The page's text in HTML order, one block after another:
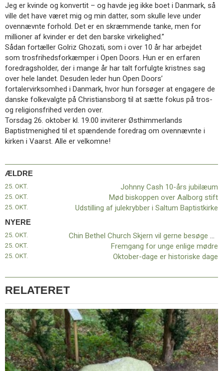
Næste
indlæg:
Chin
Bethel
Church
Skjern
vil
gerne
besøge
danske
kirker
hele
Danmark Forrige
Johnny
Cash
10-
års
jubilæum
Jeg er kvinde og konvertit – og havde jeg ikke boet i Danmark, så
ville det have været mig og min datter, som skulle leve under
ovennævnte forhold. Det er en skræmmende tanke, men for
millioner af kvinder er det den barske virkelighed.”
Sådan fortæller Golriz Ghozati, som i over 10 år har arbejdet
som trosfrihedsforkæmper i Open Doors. Hun er en erfaren
foredragsholder, der i mange år har talt forfulgte kristnes sag
over hele landet. Desuden leder hun Open Doors’
fortalervirksomhed i Danmark, hvor hun forsøger at engagere de
danske folkevalgte på Christiansborg til at sætte fokus på tros-
og religionsfrihed verden over.
Torsdag 26. oktober kl. 19.00 inviterer Østhimmerlands
Baptistmenighed til et spændende foredrag om ovennævnte i
kirken i Vaarst. Alle er velkomne!
ÆLDRE
25. OKT. Johnny Cash 10-års jubilæum
25. OKT. Mød biskoppen over Aalborg stift
25. OKT. Udstilling af julekrybber i Saltum Baptistkirke
NYERE
Chin Bethel Church Skjern vil gerne besøge danske kirker i hele Danmark
25. OKT.
Fremgang for unge enlige mødre
25. OKT.
Oktober-dage er historiske dage
25. OKT.
RELATERET